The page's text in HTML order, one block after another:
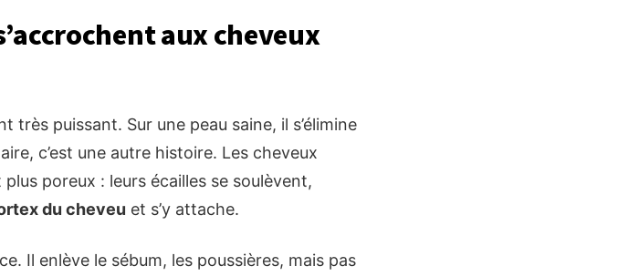
aux cheveux
très puissant. Sur une peau saine, il s’élimine
c’est une autre histoire. Les cheveux
poreux : leurs écailles se soulèvent,
du cheveu et s’y attache.
Il enlève le sébum, les poussières, mais pas